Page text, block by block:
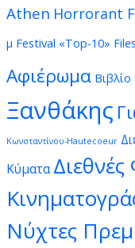
Athen Horrorant
μ Festival «Top-10» Files
Αφιέρωμα Βιβλίο
Ξανθάκης
Κωνσταντίνου-Hautecoeur
Κύματα
Νύχτες